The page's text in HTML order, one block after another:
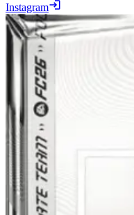
Instagram